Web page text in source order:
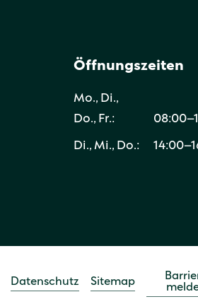
Öffnungszeiten
Mo., Di.,
Do., Fr.:
Di., Mi., Do.:
Datenschutz Sitemap